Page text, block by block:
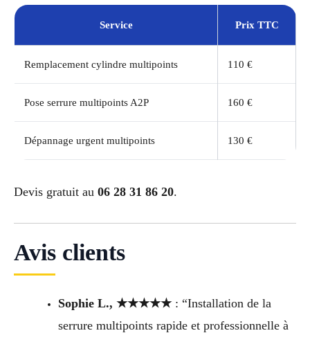
Service Prix TTC
Remplacement cylindre multipoints 110 €
Pose serrure multipoints A2P 160 €
Dépannage urgent multipoints 130 €
Devis gratuit au 06 28 31 86 20.
Avis clients
Sophie L., ★★★★★: “Installation de la
serrure multipoints rapide et professionnelle à